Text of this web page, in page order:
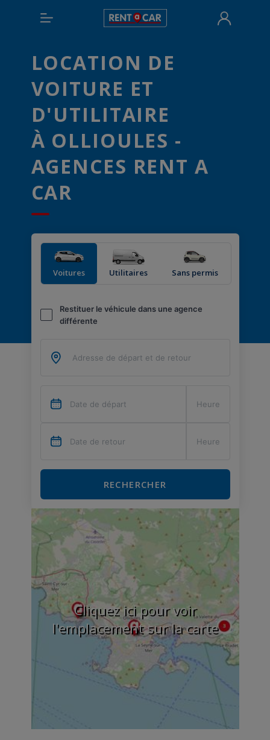
LOCATION DE
VOITURE ET
D'UTILITAIRE
À OLLIOULES -
AGENCES RENT A
CAR
Voitures Utilitaires Sans permis
Restituer le véhicule dans une agence
différente
RECHERCHER
Cliquez ici pour voir
l'emplacement sur la carte